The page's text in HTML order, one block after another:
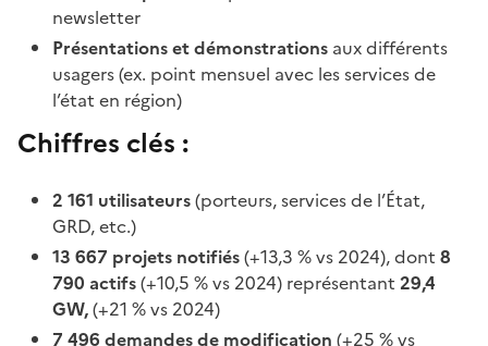
newsletter
Présentations et démonstrations aux différents
usagers (ex. point mensuel avec les services de
l’état en région)
Chiffres clés :
2 161 utilisateurs(porteurs, services de l’État,
GRD, etc.)
13 667 projets notifiés(+13,3 % vs 2024), dont 8
790 actifs(+10,5 % vs 2024) représentant 29,4
GW,(+21 % vs 2024)
7 496 demandes de modification (+25 % vs